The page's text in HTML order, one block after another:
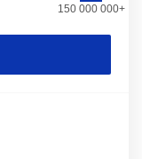
150 000 000+